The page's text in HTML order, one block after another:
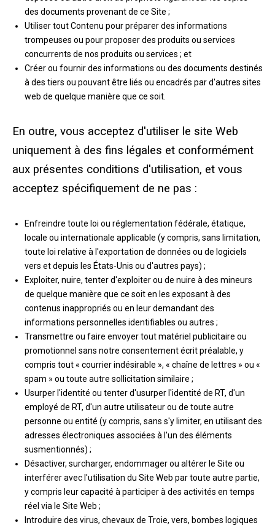
des documents provenant de ce Site ;
Utiliser tout Contenu pour préparer des informations
trompeuses ou pour proposer des produits ou services
concurrents de nos produits ou services ; et
Créer ou fournir des informations ou des documents destinés
à des tiers ou pouvant être liés ou encadrés par d'autres sites
web de quelque manière que ce soit.
En outre, vous acceptez d'utiliser le site Web
uniquement à des fins légales et conformément
aux présentes conditions d'utilisation, et vous
acceptez spécifiquement de ne pas :
Enfreindre toute loi ou réglementation fédérale, étatique,
locale ou internationale applicable (y compris, sans limitation,
toute loi relative à l'exportation de données ou de logiciels
vers et depuis les États-Unis ou d'autres pays) ;
Exploiter, nuire, tenter d'exploiter ou de nuire à des mineurs
de quelque manière que ce soit en les exposant à des
contenus inappropriés ou en leur demandant des
informations personnelles identifiables ou autres ;
Transmettre ou faire envoyer tout matériel publicitaire ou
promotionnel sans notre consentement écrit préalable, y
compris tout « courrier indésirable », « chaîne de lettres » ou «
spam » ou toute autre sollicitation similaire ;
Usurper l'identité ou tenter d'usurper l'identité de RT, d'un
employé de RT, d'un autre utilisateur ou de toute autre
personne ou entité (y compris, sans s'y limiter, en utilisant des
adresses électroniques associées à l'un des éléments
susmentionnés) ;
Désactiver, surcharger, endommager ou altérer le Site ou
interférer avec l'utilisation du Site Web par toute autre partie,
y compris leur capacité à participer à des activités en temps
réel via le Site Web ;
Introduire des virus, chevaux de Troie, vers, bombes logiques